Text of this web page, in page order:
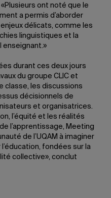
ont noté que le
a permis d’aborder
délicats, comme les
linguistiques et la
enseignant.»
durant ces deux jours
du groupe CLIC et
classe, les discussions
décisionnels de
et organisatrices.
l’équité et les réalités
l’apprentissage, Meeting
de l’UQAM à imaginer
fondées sur la
collective», conclut